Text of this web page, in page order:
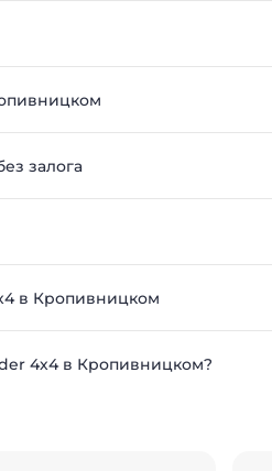
залога
в Кропивницком
4х4 в Кропивницком?